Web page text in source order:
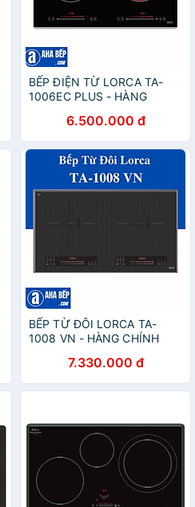
BẾP ĐIỆN TỪ LORCA TA-
1006EC PLUS - HÀNG
6.500.000 đ
BẾP TỪ ĐÔI LORCA TA-
1008 VN - HÀNG CHÍNH
7.330.000 đ